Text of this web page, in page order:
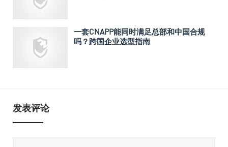
一套CNAPP能同时满足总部和中国合规
吗？跨国企业选型指南
发表评论